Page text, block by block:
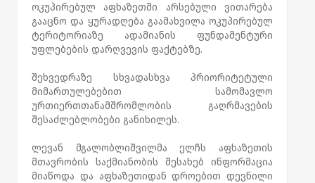
ოკუპირებულ აფხაზეთში არსებული ვითარება
გააცნო და ყურადღება გაამახვილა ოკუპირებულ
ტერიტორიაზე ადამიანის ფუნდამენტური
უფლებების დარღვევის ფაქტებზე.
შეხვედრაზე სხვადასხვა პრიორიტეტული
მიმართულებებით სამომავლო
ურთიერთთანამშრომლობის გაღრმავების
შესაძლებლობები განიხილეს.
ლევან მგალობლიშვილმა ელჩს აფხაზეთის
მთავრობის საქმიანობის შესახებ ინფორმაცია
მიაწოდა და აფხაზეთიდან დროებით დევნილი